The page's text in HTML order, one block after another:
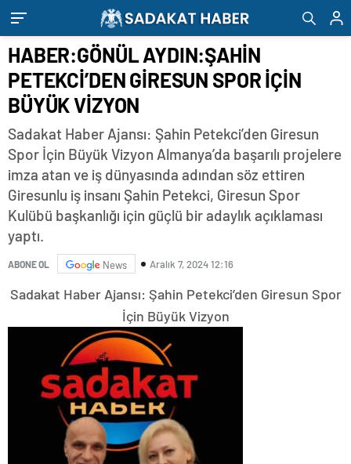
HABER:GÖNÜL AYDIN:ŞAHİN
PETEKCİ’DEN GİRESUN SPOR İÇİN
BÜYÜK VİZYON
Sadakat Haber Ajansı: Şahin Petekci’den Giresun
Spor İçin Büyük Vizyon Almanya’da başarılı projelere
imza atan ve iş dünyasında adından söz ettiren
Giresunlu iş insanı Şahin Petekci, Giresun Spor
Kulübü başkanlığı için güçlü bir adaylık açıklaması
yaptı.
ABONE OL News Aralık 7, 2024 12:16
Sadakat Haber Ajansı: Şahin Petekci’den Giresun Spor
İçin Büyük Vizyon